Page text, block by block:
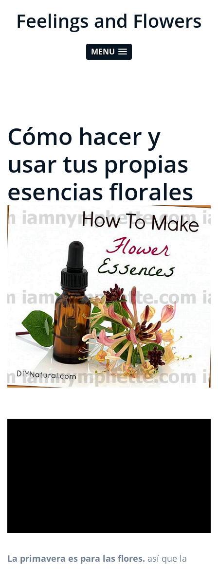
Feelings and Flowers
MENU
Cómo hacer y
usar tus propias
esencias florales
La primavera es para las flores. así que la